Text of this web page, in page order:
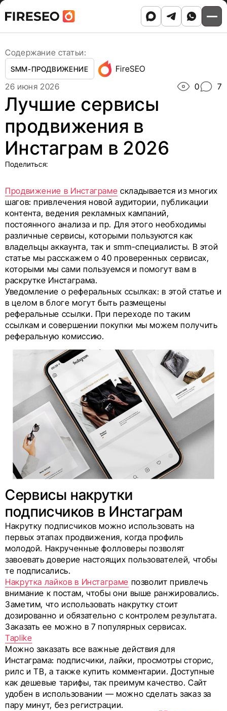
Skip
toСсылки
хлебных
Ссылки
хлебных
Лучшие сервисы продвижения в Инстаграм в 2026
Содержание статьи:
SMM-ПРОДВИЖЕНИЕ
FireSEO
26 июня 2026
0 7
Лучшие сервисы
продвижения в
Инстаграм в 2026
Поделиться:
Продвижение в Инстаграме складывается из многих
шагов: привлечения новой аудитории, публикации
контента, ведения рекламных кампаний,
постоянного анализа и пр. Для этого необходимы
различные сервисы, которыми пользуются как
владельцы аккаунта, так и smm-специалисты. В этой
статье мы расскажем о 40 проверенных сервисах,
которыми мы сами пользуемся и помогут вам в
раскрутке Инстаграма.
Уведомление о реферальных ссылках: в этой статье и
в целом в блоге могут быть размещены
реферальные ссылки. При переходе по таким
ссылкам и совершении покупки мы можем получить
реферальную комиссию.
Сервисы накрутки
подписчиков в Инстаграм
Накрутку подписчиков можно использовать на
первых этапах продвижения, когда профиль
молодой. Накрученные фолловеры позволят
завоевать доверие настоящих пользователей, чтобы
те подписались.
Накрутка лайков в Инстаграме позволит привлечь
внимание к постам, чтобы они выше ранжировались.
Заметим, что использовать накрутку стоит
дозированно и обязательно с контролем результата.
Заказать ее можно в 7 популярных сервисах.
Taplike
Можно заказать все важные действия для
Инстаграма: подписчики, лайки, просмотры сторис,
рилс и ТВ, а также купить комментарии. Доступные
как дешевые тарифы, так преимум качество. Сайт
удобен в использовании — можно сделать заказ за
пару минут, без регистрации.